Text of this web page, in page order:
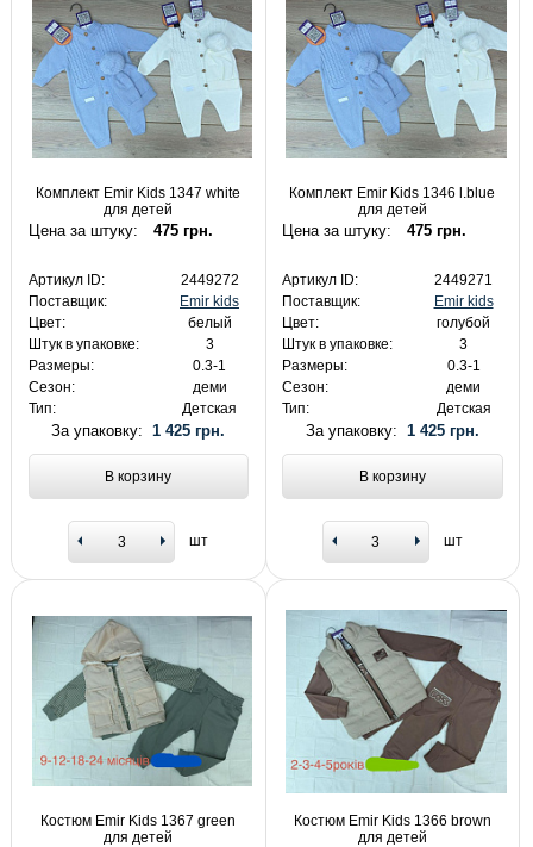
Комплект Emir Kids 1347 white
для детей
Цена за штуку: 475 грн.
Артикул ID:
2449272
Поставщик:
Emir kids
Цвет:
белый
Штук в упаковке:
3
Размеры:
0.3-1
Сезон:
деми
Тип:
Детская
За упаковку: 1 425 грн.
В корзину
шт
Комплект Emir Kids 1346 l.blue
для детей
Цена за штуку: 475 грн.
Артикул ID:
2449271
Поставщик:
Emir kids
Цвет:
голубой
Штук в упаковке:
3
Размеры:
0.3-1
Сезон:
деми
Тип:
Детская
За упаковку: 1 425 грн.
В корзину
шт
Костюм Emir Kids 1367 green
для детей
Костюм Emir Kids 1366 brown
для детей